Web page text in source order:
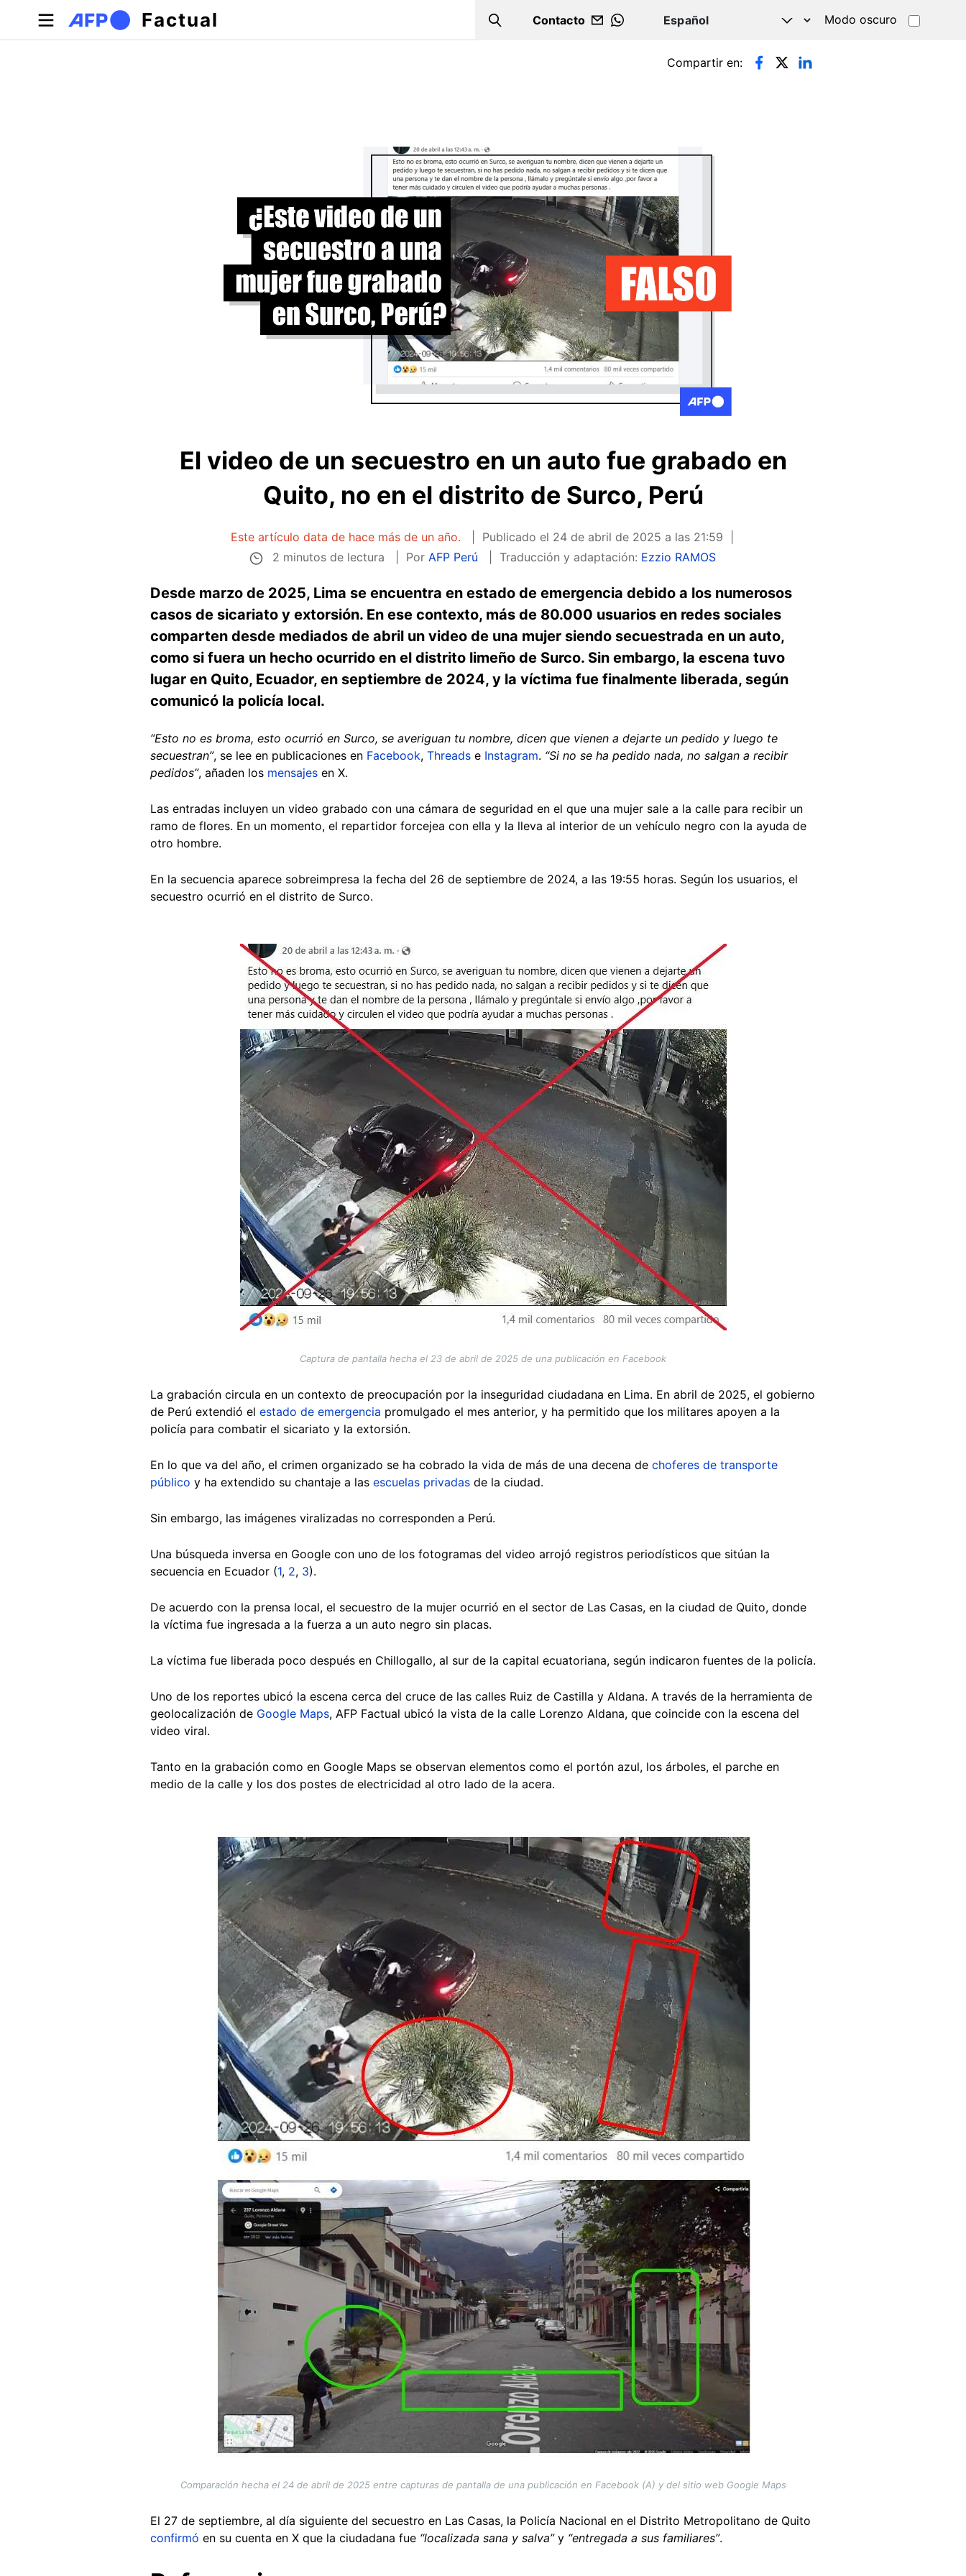
Pasar al contenido principal
Factual Search
Contacto
WHATSAPP
Modo oscuro
Solapas principales Compartir en:
El video de un secuestro en un auto fue grabado en
Quito, no en el distrito de Surco, Perú
Este artículo data de hace más de un año. Publicado el 24 de abril de 2025 a las 21:59
2 minutos de lectura
PorAFP Perú Traducción y adaptación: Ezzio RAMOS
Desde marzo de 2025, Lima se encuentra en estado de emergencia debido a los numerosos
casos de sicariato y extorsión. En ese contexto, más de 80.000 usuarios en redes sociales
comparten desde mediados de abril un video de una mujer siendo secuestrada en un auto,
como si fuera un hecho ocurrido en el distrito limeño de Surco. Sin embargo, la escena tuvo
lugar en Quito, Ecuador, en septiembre de 2024, y la víctima fue finalmente liberada, según
comunicó la policía local.
“Esto no es broma, esto ocurrió en Surco, se averiguan tu nombre, dicen que vienen a dejarte un pedido y luego te
secuestran”, se lee en publicaciones en Facebook, Threads e Instagram. “Si no se ha pedido nada, no salgan a recibir
pedidos”, añaden los mensajes en X.
Las entradas incluyen un video grabado con una cámara de seguridad en el que una mujer sale a la calle para recibir un
ramo de flores. En un momento, el repartidor forcejea con ella y la lleva al interior de un vehículo negro con la ayuda de
otro hombre.
En la secuencia aparece sobreimpresa la fecha del 26 de septiembre de 2024, a las 19:55 horas. Según los usuarios, el
secuestro ocurrió en el distrito de Surco.
Captura de pantalla hecha el 23 de abril de 2025 de una publicación en Facebook
La grabación circula en un contexto de preocupación por la inseguridad ciudadana en Lima. En abril de 2025, el gobierno
de Perú extendió el estado de emergencia promulgado el mes anterior, y ha permitido que los militares apoyen a la
policía para combatir el sicariato y la extorsión.
En lo que va del año, el crimen organizado se ha cobrado la vida de más de una decena de choferes de transporte
público y ha extendido su chantaje a las escuelas privadas de la ciudad.
Sin embargo, las imágenes viralizadas no corresponden a Perú.
Una búsqueda inversa en Google con uno de los fotogramas del video arrojó registros periodísticos que sitúan la
secuencia en Ecuador (1, 2, 3).
De acuerdo con la prensa local, el secuestro de la mujer ocurrió en el sector de Las Casas, en la ciudad de Quito, donde
la víctima fue ingresada a la fuerza a un auto negro sin placas.
La víctima fue liberada poco después en Chillogallo, al sur de la capital ecuatoriana, según indicaron fuentes de la policía.
Uno de los reportes ubicó la escena cerca del cruce de las calles Ruiz de Castilla y Aldana. A través de la herramienta de
geolocalización de Google Maps, AFP Factual ubicó la vista de la calle Lorenzo Aldana, que coincide con la escena del
video viral.
Tanto en la grabación como en Google Maps se observan elementos como el portón azul, los árboles, el parche en
medio de la calle y los dos postes de electricidad al otro lado de la acera.
Comparación hecha el 24 de abril de 2025 entre capturas de pantalla de una publicación en Facebook (A) y del sitio web Google Maps
El 27 de septiembre, al día siguiente del secuestro en Las Casas, la Policía Nacional en el Distrito Metropolitano de Quito
confirmó en su cuenta en X que la ciudadana fue “localizada sana y salva”y “entregada a sus familiares”.